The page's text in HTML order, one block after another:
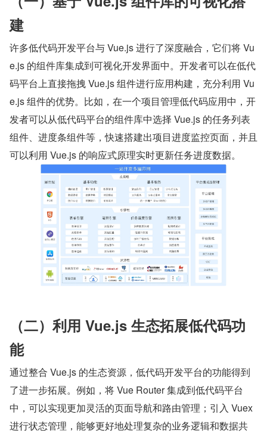
建
许多低代码开发平台与 Vue.js 进行了深度融合，它们将 Vu
e.js 的组件库集成到可视化开发界面中。开发者可以在低代
码平台上直接拖拽 Vue.js 组件进行应用构建，充分利用 Vu
e.js 组件的优势。比如，在一个项目管理低代码应用中，开
发者可以从低代码平台的组件库中选择 Vue.js 的任务列表
组件、进度条组件等，快速搭建出项目进度监控页面，并且
可以利用 Vue.js 的响应式原理实时更新任务进度数据。
（二）利用 Vue.js 生态拓展低代码功
能
通过整合 Vue.js 的生态资源，低代码开发平台的功能得到
了进一步拓展。例如，将 Vue Router 集成到低代码平台
中，可以实现更加灵活的页面导航和路由管理；引入 Vuex
进行状态管理，能够更好地处理复杂的业务逻辑和数据共